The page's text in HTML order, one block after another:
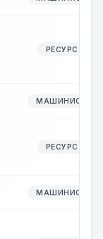
РЕСУРС
МАШИНИСТ
РЕСУРС
МАШИНИСТ